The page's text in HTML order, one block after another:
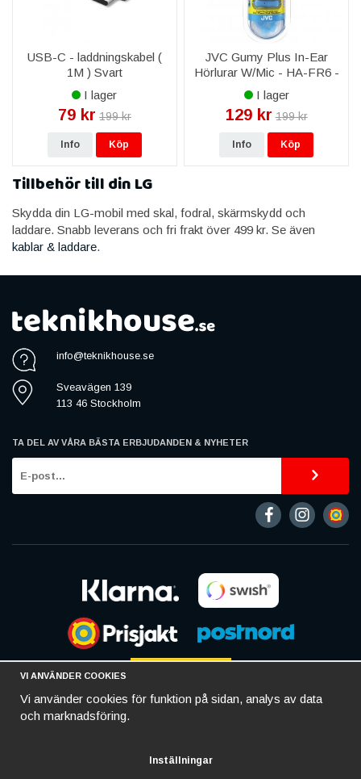
USB-C - laddningskabel (
1M ) Svart
I lager
79 kr 199 kr
Info Köp
JVC Gumy Plus In-Ear
Hörlurar W/Mic - HA-FR6 -
Blå
I lager
129 kr 199 kr
Info Köp
Tillbehör till din LG
Skydda din LG-mobil med skal, fodral, skärmskydd och
laddare. Snabb leverans och fri frakt över 499 kr. Se även
kablar & laddare.
info@teknikhouse.se
Sveavägen 139
113 46 Stockholm
TA DEL AV VÅRA BÄSTA ERBJUDANDEN & NYHETER
VI ANVÄNDER COOKIES
Vi använder cookies för funktion på sidan, analys av data
och marknadsföring.
Inställningar